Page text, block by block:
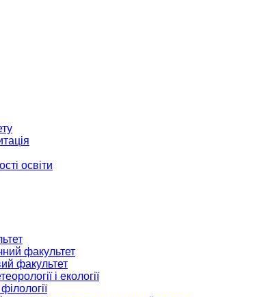
освіти
факультет
факультет
і екології